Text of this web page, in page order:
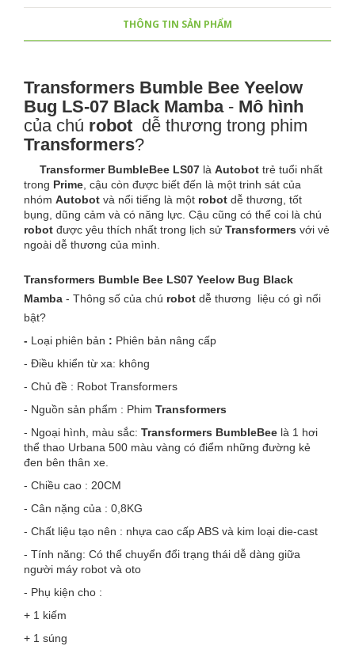
THÔNG TIN SẢN PHẨM
Transformers Bumble Bee Yeelow
Bug LS-07 Black Mamba- Mô hình
của chú robot dễ thương trong phim
Transformers?
Transformer BumbleBee LS07 là Autobot trẻ tuổi nhất
trong Prime, cậu còn được biết đến là một trinh sát của
nhóm Autobot và nổi tiếng là một robot dễ thương, tốt
bụng, dũng cảm và có năng lực. Cậu cũng có thể coi là chú
robot được yêu thích nhất trong lịch sử Transformers với vẻ
ngoài dễ thương của mình.
Transformers Bumble Bee LS07 Yeelow Bug Black
Mamba - Thông số của chú robot dễ thương
liệu có gì nổi
bật?
- Loại phiên bản : Phiên bản nâng cấp
- Điều khiển từ xa: không
- Chủ đề : Robot Transformers
- Nguồn sản phẩm : Phim Transformers
- Ngoại hình, màu sắc: Transformers BumbleBee là 1 hơi
thể thao Urbana 500 màu vàng có điểm những đường kẻ
đen bên thân xe.
- Chiều cao : 20CM
- Cân nặng của : 0,8KG
- Chất liệu tạo nên : nhựa cao cấp ABS và kim loại die-cast
- Tính năng: Có thể chuyển đổi trạng thái dễ dàng giữa
người máy robot và oto
- Phụ kiện cho :
+ 1 kiếm
+ 1 súng